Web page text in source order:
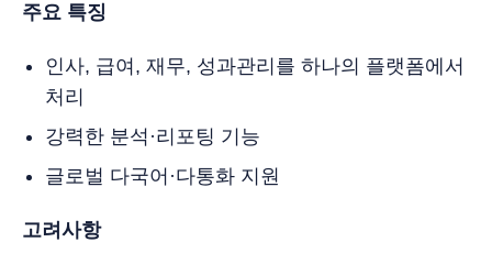
주요 특징
인사, 급여, 재무, 성과관리를 하나의 플랫폼에서
처리
강력한 분석·리포팅 기능
글로벌 다국어·다통화 지원
고려사항